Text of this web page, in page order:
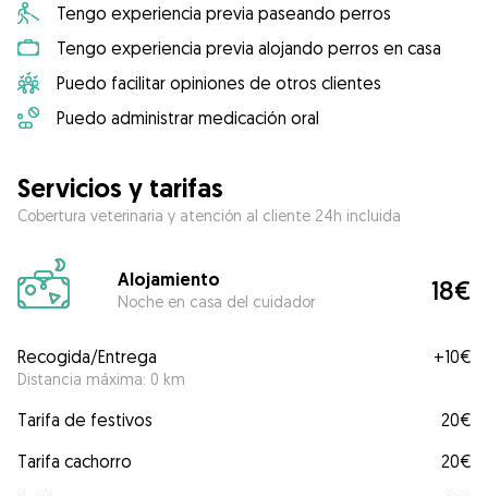
Tengo experiencia previa paseando perros
Tengo experiencia previa alojando perros en casa
Puedo facilitar opiniones de otros clientes
Puedo administrar medicación oral
Servicios y tarifas
Cobertura veterinaria y atención al cliente 24h incluida
Alojamiento
Noche en casa del cuidador 18€
Recogida/Entrega
Distancia máxima: 0 km
+10€
Tarifa de festivos
20€
Tarifa cachorro
20€